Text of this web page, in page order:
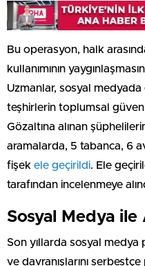
Bu operasyon, halk
kullanımının
Uzmanlar, sosyal
teşhirlerin toplumsal
Gözaltına alınan
aramalarda, 5 tabanca, 6
fişek ele geçirildi. Ele
tarafından incelenmeye
Sosyal Medya
Son yıllarda sosyal
ve davranışlarını